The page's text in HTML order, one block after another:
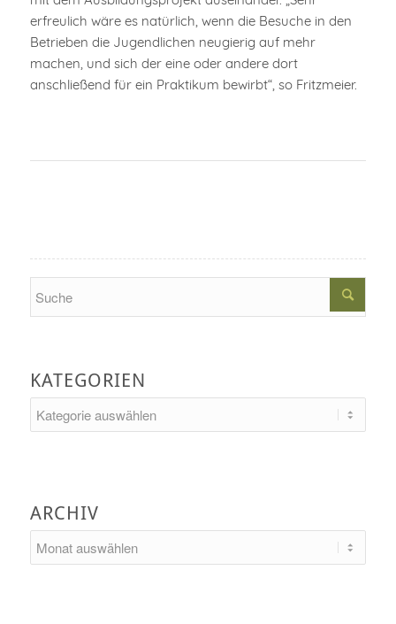
erfreulich wäre es natürlich, wenn die Besuche in den
Betrieben die Jugendlichen neugierig auf mehr
machen, und sich der eine oder andere dort
anschließend für ein Praktikum bewirbt“, so Fritzmeier.
KATEGORIEN
ARCHIV